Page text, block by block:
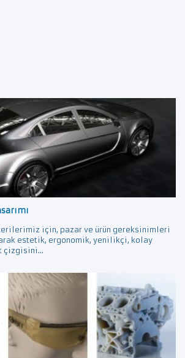
için, pazar ve ürün gereksinimleri
estetik, ergonomik, yenilikçi, kolay
çizgisini...